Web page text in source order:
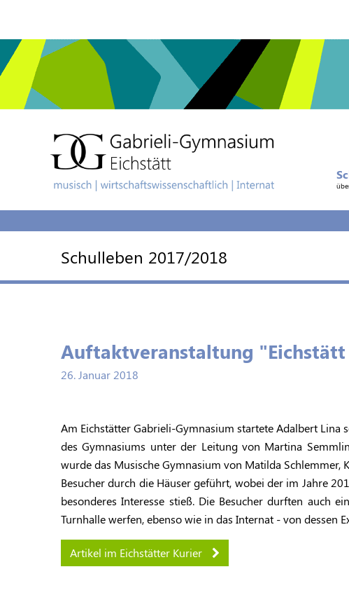
Schulleben 2017/2018
Auftaktveranstaltung
26. Januar 2018
Am Eichstätter Gabrieli-Gymnasium startete Adalbert Lina
des Gymnasiums unter der Leitung von Martina
wurde das Musische Gymnasium von Matilda
Besucher durch die Häuser geführt, wobei der im Jahre
besonderes Interesse stieß. Die Besucher durften auch
Turnhalle werfen, ebenso wie in das Internat - von dessen
Artikel im Eichstätter Kurier